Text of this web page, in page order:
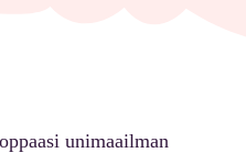
unimaailman